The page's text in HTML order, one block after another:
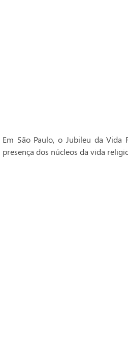
Em São Paulo, o Jubileu da
presença dos núcleos da vida